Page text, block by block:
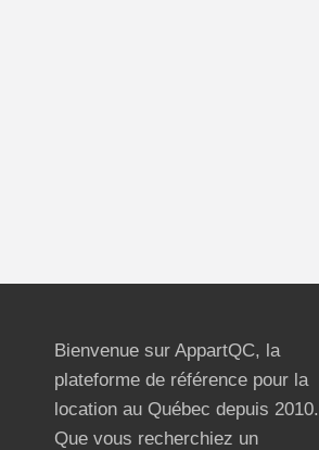
Bienvenue sur AppartQC, la
plateforme de référence pour la
location au Québec depuis 2010.
Que vous recherchiez un